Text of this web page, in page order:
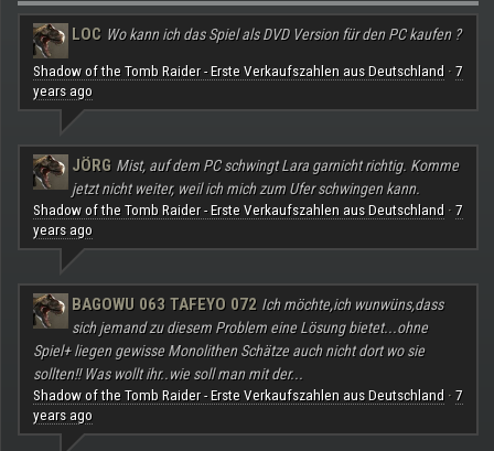
LOC Wo kann ich das Spiel als DVD Version für den PC kaufen ?
Shadow of the Tomb Raider - Erste Verkaufszahlen aus Deutschland · 7
years ago
JÖRG Mist, auf dem PC schwingt Lara garnicht richtig. Komme
jetzt nicht weiter, weil ich mich zum Ufer schwingen kann.
Shadow of the Tomb Raider - Erste Verkaufszahlen aus Deutschland · 7
years ago
BAGOWU 063 TAFEYO 072 Ich möchte,ich wunwüns,dass
sich jemand zu diesem Problem eine Lösung bietet...ohne
Spiel+ liegen gewisse Monolithen Schätze auch nicht dort wo sie
sollten!! Was wollt ihr..wie soll man mit der...
Shadow of the Tomb Raider - Erste Verkaufszahlen aus Deutschland · 7
years ago